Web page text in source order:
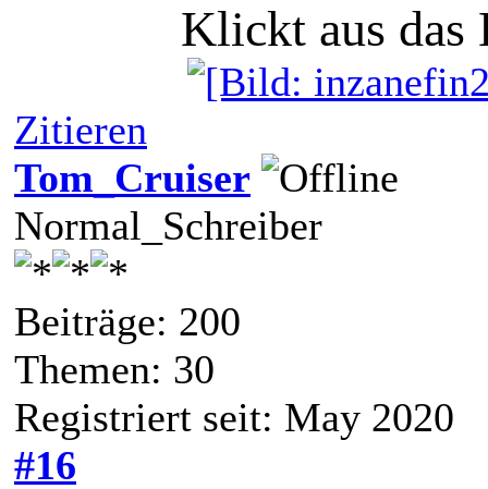
Klickt aus
Zitieren
Tom_Cruiser
Normal_Schreiber
Beiträge: 200
Themen: 30
Registriert seit: May 2020
#16